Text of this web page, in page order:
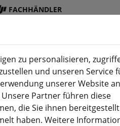
FACHHÄNDLER
Zubehö
r
3D
Druck(aktuelle
zu personalisieren,
und unseren Service
unserer Website
Partner führen diese
die Sie ihnen
haben. Weitere